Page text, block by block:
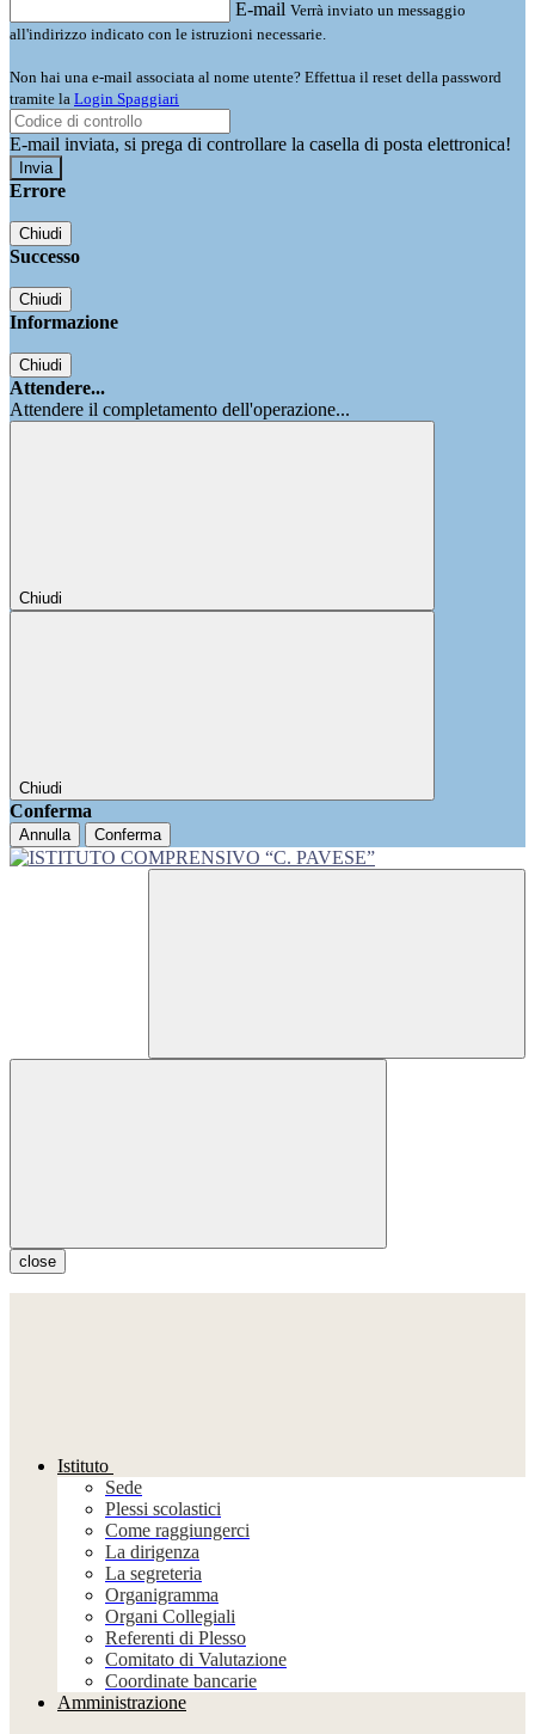
E-mail Verrà inviato un messaggio
all'indirizzo indicato con le istruzioni necessarie.
Non hai una e-mail associata al nome utente? Effettua il reset della password
tramite la Login Spaggiari
E-mail inviata, si prega di controllare la casella di posta elettronica!
Errore
Chiudi
Successo
Chiudi
Informazione
Chiudi
Attendere...
Attendere il completamento dell'operazione...
Chiudi
Chiudi
Conferma
Annulla Conferma
close
Istituto
Sede
Plessi scolastici
Come raggiungerci
La dirigenza
La segreteria
Organigramma
Organi Collegiali
Referenti di Plesso
Comitato di Valutazione
Coordinate bancarie
Amministrazione